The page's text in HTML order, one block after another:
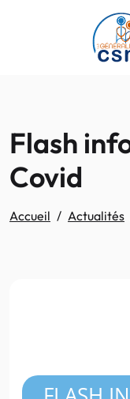
Passer au contenu
Flash
Covid
Accueil Actualités